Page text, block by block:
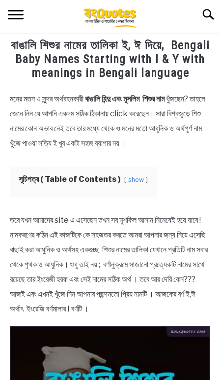
TECHNOLOGY
HEALTH & LIFESTYLE
BIOGRAPHY
EDUCATIONAL
QUOTES & CAPTIONS
BENGALI NAMES
BENGALI STORIES
বাঙালি শিশুর নামের তালিকা ই, ঈ দিয়ে, Bengali
Baby Names Starting with I & Y with
meanings in Bengali language
in
Bengali
মনের মতন ও সুন্দর অর্থবহনকারীবাঙালি হিন্দু এবং মুসলিম শিশুর নামখুঁজছেন? তাহলে
জেনে নিন যে আপনি একদম সঠিক ঠিকানায় click করেছেন। সারা বিশ্বজুড়ে শিশু
নামের কোন অভাব নেই তবে তার মধ্যে থেকে ও মনের মতো আধুনিক ও অর্থপূর্ণ নাম
খুঁজে পাওয়া সত্যি ই খুব একটা সহজ ব্যাপার নয় ।
সূচিপত্র ( Table of Contents ) show
তবে যখন আমাদের site এ এসেছেন তখন সব মুশকিল আসান নিমেষেই হয়ে যাবে !
নামকরণের কঠিন এই কাজটিকে কে সহজতর করতে আমরা আপনার জন্য নিয়ে এসেছি
বাছাই করা আধুনিক ও অর্থসহ একগুচ্ছ শিশুর নামের তালিকা যেখানে প্রতিটি নাম সবার
থেকে পৃথক ও আধুনিক। শুধু তাই নয় ; বর্ণানুক্রমে সাজানো প্রত্যেকটি নামের সাথে
রয়েছে তার ইংরেজী হরফ এবং সেই নামের সঠিক অর্থ । তবে আর দেরি কেন???
আজই এবং এখনই খুঁজে নিন আপনার পছন্দমতো প্রিয় নামটি । আজকের বর্ণ ই,ঈ
অর্থাৎ ইংরেজি বর্ণমালার I বর্ণটি ।